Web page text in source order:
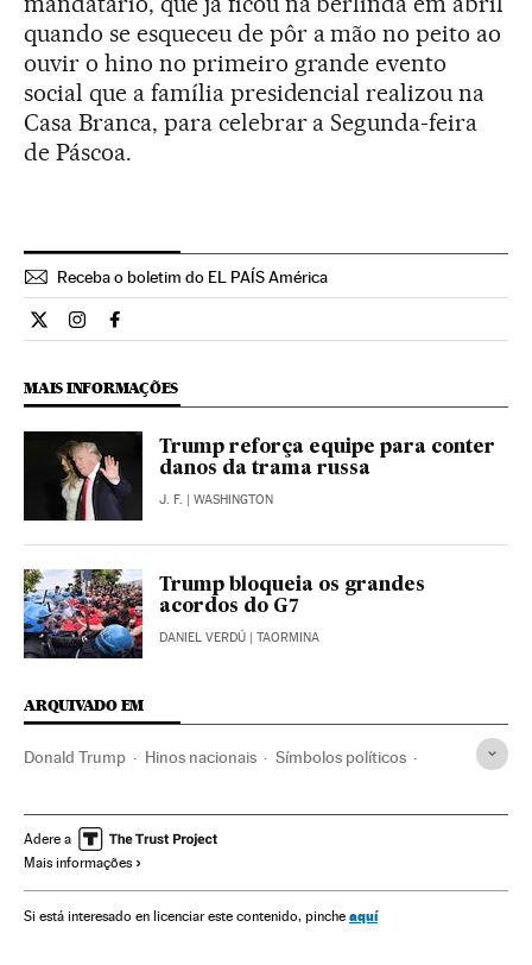
quando se esqueceu de pôr a mão no peito ao
ouvir o hino no primeiro grande evento
social que a família presidencial realizou na
Casa Branca, para celebrar a Segunda-feira
de Páscoa.
Receba o boletim do EL PAÍS América
Internacional El País Brasil en Twitter
Internacional El País Brasil en Instagram
Internacional El País Brasil en Facebook
MAIS INFORMAÇÕES
Trump reforça equipe para conter
danos da trama russa
J. F. | WASHINGTON
Trump bloqueia os grandes
acordos do G7
DANIEL VERDÚ | TAORMINA
ARQUIVADO EM
Donald Trump Hinos nacionais Símbolos políticos
Política Universo Trump
Adere a
Mais informações
Si está interesado en licenciar este contenido, pinche aquí